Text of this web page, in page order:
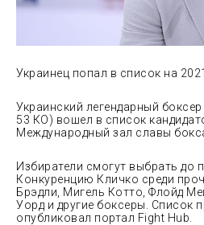
Украинец попал в список на
Украинский легендарный
53 КО) вошел в список
Международный зал славы
Избиратели смогут выбрать до
Конкуренцию Кличко среди
Брэдли, Мигель Котто, Флойд
Уорд и другие боксеры. Список
опубликовал портал Fight Hub.